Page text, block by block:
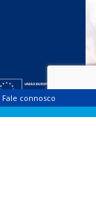
Fale connosco